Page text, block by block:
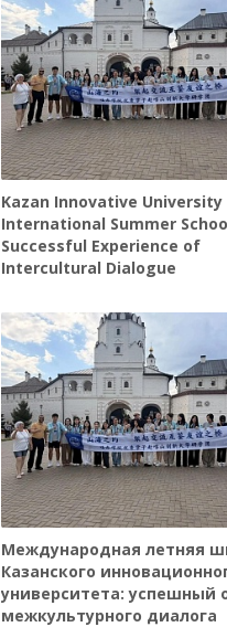
Kazan Innovative University
International Summer
Successful Experience of
Intercultural Dialogue
Международная летняя
Казанского
университета: успешный
межкультурного диалога